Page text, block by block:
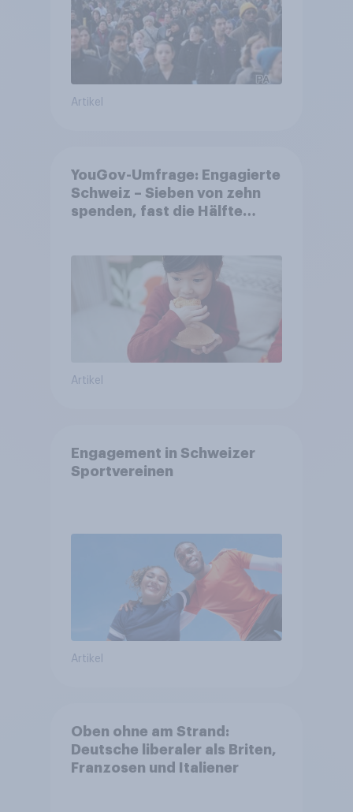
Artikel
YouGov-Umfrage: Engagierte
Schweiz – Sieben von zehn
spenden, fast die Hälfte
Artikel
Engagement in Schweizer
Sportvereinen
Artikel
Oben ohne am Strand:
Deutsche liberaler als Briten,
Franzosen und Italiener